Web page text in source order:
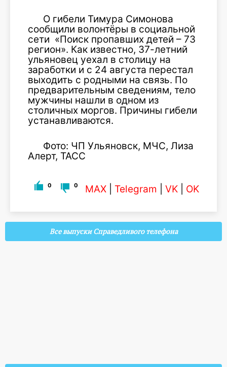
О гибели Тимура Симонова
сообщили волонтёры в социальной
сети «Поиск пропавших детей – 73
регион». Как известно, 37-летний
ульяновец уехал в столицу на
заработки и с 24 августа перестал
выходить с родными на связь. По
предварительным сведениям, тело
мужчины нашли в одном из
столичных моргов. Причины гибели
устанавливаются.
Фото: ЧП Ульяновск, МЧС, Лиза
Алерт, ТАСС
0 0 MAX Telegram VK OK
Все выпуски Справедливого телефона